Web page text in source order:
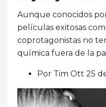
Aunque conocidos
películas exitosas
coprotagonistas no
química fuera de la
Por Tim Ott 25